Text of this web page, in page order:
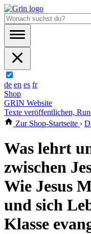
de en es fr
Shop
GRIN Website
Texte veröffentlichen,
Zur Shop-Startseite ›
Was lehrt
zwischen
Wie Jesus
und sich
Klasse